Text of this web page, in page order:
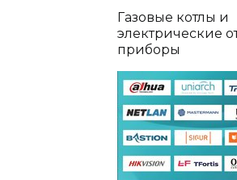
Газовые котлы и
электрические
приборы